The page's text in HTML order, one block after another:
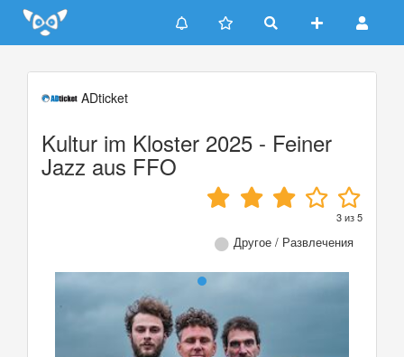
Update cookies preferences
ADticket
Kultur im Kloster 2025 - Feiner
Jazz aus FFO
3из5
Другое / Развлечения